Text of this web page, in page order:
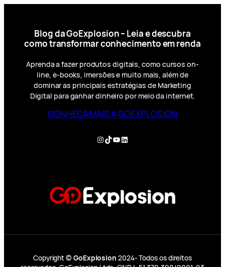
Blog da GoExplosion – Leia e descubra
como transformar conhecimento em renda
Aprenda a fazer produtos digitais, como cursos on-
line, e-books, imersões e muito mais, além de
dominar as principais estratégias de Marketing
Digital para ganhar dinheiro por meio da internet.
CONHEÇA MAIS A GOEXPLOSION
Instagram
TikTok
YouTube
LinkedIn
Copyright © GoExplosion 2024- Todos os direitos